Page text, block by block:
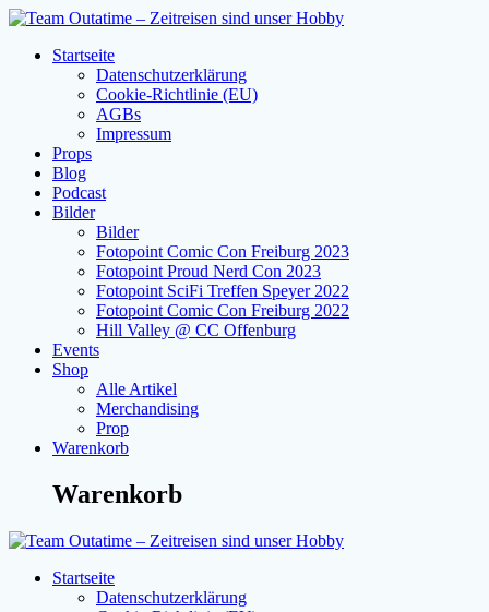
Zum
springenStartseite
Datenschutzerklärung
Cookie-Richtlinie (EU)
AGBs
Impressum
Props
Blog
Podcast
Bilder
Bilder
Fotopoint Comic Con Freiburg 2023
Fotopoint Proud Nerd Con 2023
Fotopoint SciFi Treffen Speyer 2022
Fotopoint Comic Con Freiburg 2022
Hill Valley @ CC Offenburg
Events
Shop
Alle Artikel
Merchandising
Prop
Warenkorb
Warenkorb
Startseite
Datenschutzerklärung